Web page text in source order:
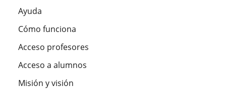
Ayuda
Cómo funciona
Acceso profesores
Acceso a alumnos
Misión y visión